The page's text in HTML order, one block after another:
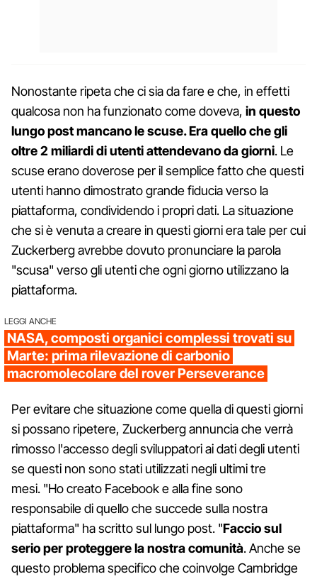
Nonostante ripeta che ci sia da fare e che, in effetti
qualcosa non ha funzionato come doveva, in questo
lungo post mancano le scuse. Era quello che gli
oltre 2 miliardi di utenti attendevano da giorni. Le
scuse erano doverose per il semplice fatto che questi
utenti hanno dimostrato grande fiducia verso la
piattaforma, condividendo i propri dati. La situazione
che si è venuta a creare in questi giorni era tale per cui
Zuckerberg avrebbe dovuto pronunciare la parola
"scusa" verso gli utenti che ogni giorno utilizzano la
piattaforma.
LEGGI ANCHE
NASA, composti organici complessi trovati su
Marte: prima rilevazione di carbonio
macromolecolare del rover Perseverance
Per evitare che situazione come quella di questi giorni
si possano ripetere, Zuckerberg annuncia che verrà
rimosso l'accesso degli sviluppatori ai dati degli utenti
se questi non sono stati utilizzati negli ultimi tre
mesi. "Ho creato Facebook e alla fine sono
responsabile di quello che succede sulla nostra
piattaforma" ha scritto sul lungo post. "Faccio sul
serio per proteggere la nostra comunità. Anche se
questo problema specifico che coinvolge Cambridge